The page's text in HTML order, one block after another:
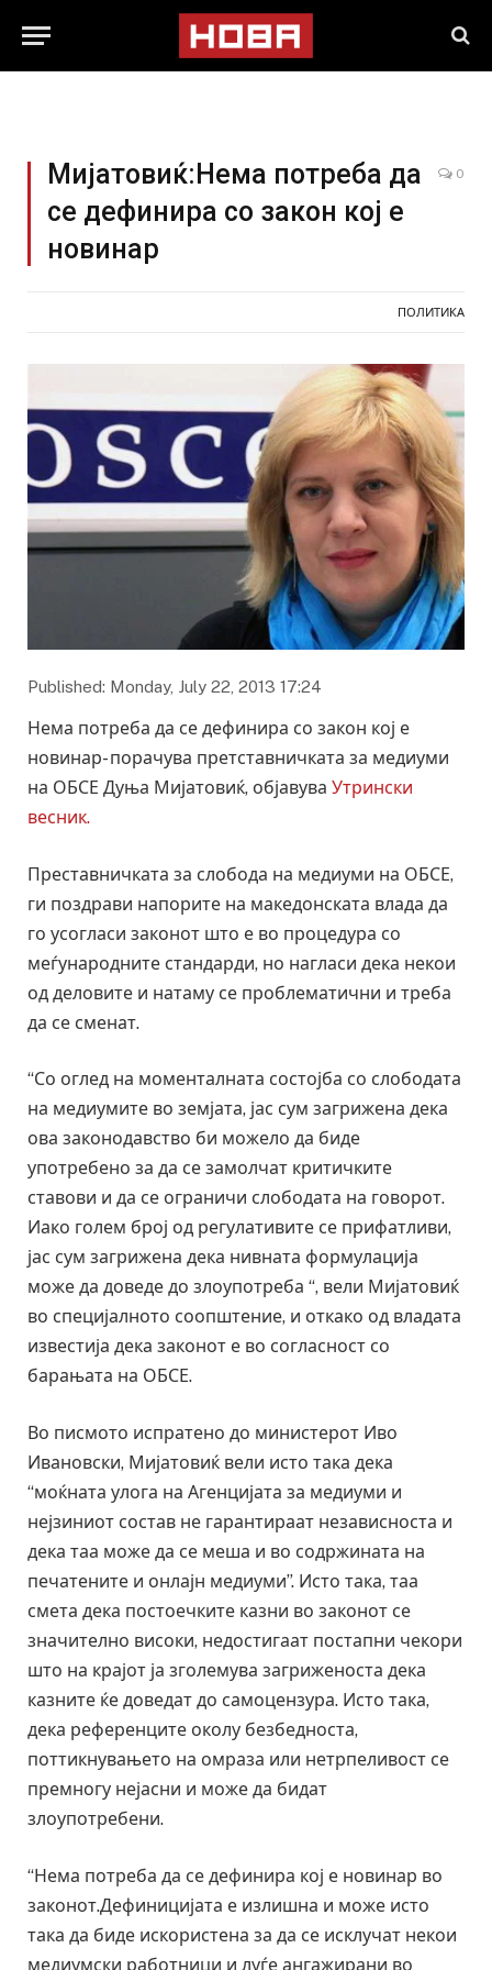
Мијатовиќ:Нема потреба да
се дефинира со закон кој е
новинар
0
ПОЛИТИКА
Published: Monday, July 22, 2013 17:24
Нема потреба да се дефинира со закон кој е
новинар- порачува претставничката за медиуми
на ОБСЕ Дуња Мијатовиќ, објавува Утрински
весник.
Преставничката за слобода на медиуми на ОБСЕ,
ги поздрави напорите на македонската влада да
го усогласи законот што е во процедура со
меѓународните стандарди, но нагласи дека некои
од деловите и натаму се проблематични и треба
да се сменат.
“Со оглед на моменталната состојба со слободата
на медиумите во земјата, јас сум загрижена дека
ова законодавство би можело да биде
употребено за да се замолчат критичките
ставови и да се ограничи слободата на говорот.
Иако голем број од регулативите се прифатливи,
јас сум загрижена дека нивната формулација
може да доведе до злоупотреба “, вели Мијатовиќ
во специјалното соопштение, и откако од владата
известија дека законот е во согласност со
барањата на ОБСЕ.
Во писмото испратено до министерот Иво
Ивановски, Мијатовиќ вели исто така дека
“моќната улога на Агенцијата за медиуми и
нејзиниот состав не гарантираат независноста и
дека таа може да се меша и во содржината на
печатените и онлајн медиуми”. Исто така, таа
смета дека постоечките казни во законот се
значително високи, недостигаат постапни чекори
што на крајот ја зголемува загриженоста дека
казните ќе доведат до самоцензура. Исто така,
дека референците околу безбедноста,
поттикнувањето на омраза или нетрпеливост се
премногу нејасни и може да бидат
злоупотребени.
“Нема потреба да се дефинира кој е новинар во
законот.Дефиницијата е излишна и може исто
така да биде искористена за да се исклучат некои
медиумски работници и луѓе ангажирани во